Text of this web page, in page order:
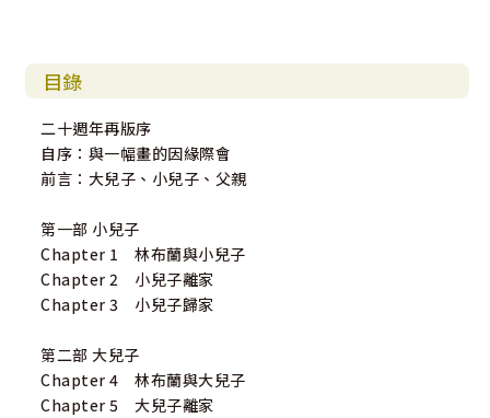
目錄
二十週年再版序
自序：與一幅畫的因緣際會
前言：大兒子、小兒子、父親
第一部 小兒子
Chapter 1 林布蘭與小兒子
Chapter 2 小兒子離家
Chapter 3 小兒子歸家
第二部 大兒子
Chapter 4 林布蘭與大兒子
Chapter 5 大兒子離家